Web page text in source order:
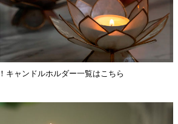
キャンドルホルダー一覧はこちら